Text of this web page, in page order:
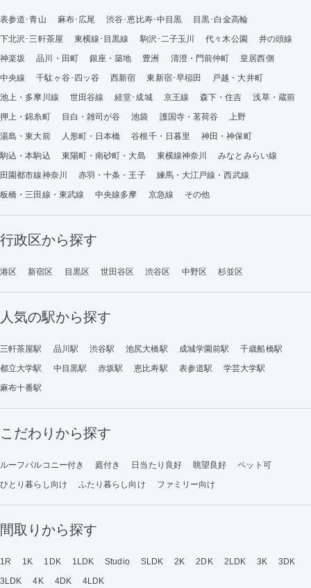
表参道･青山 麻布･広尾 渋谷･恵比寿･中目黒
目黒･白金高輪
下北沢･三軒茶屋
東横線･目黒線 駒沢･二子玉川 代々木公園
井の頭線
神楽坂
品川・田町 銀座・築地 豊洲 清澄・門前仲町
皇居西側
中央線
千駄ヶ谷･四ッ谷 西新宿 東新宿･早稲田
戸越・大井町
池上・多摩川線
世田谷線 経堂･成城 京王線 森下・住吉
浅草・蔵前
押上・錦糸町
目白・雑司が谷 池袋 護国寺・茗荷谷
上野
湯島・東大前
人形町・日本橋 谷根千・日暮里
神田・神保町
駒込・本駒込
東陽町・南砂町・大島 東横線神奈川
みなとみらい線
田園都市線神奈川
赤羽・十条・王子
練馬・大江戸線・西武線
板橋・三田線・東武線
中央線多摩 京急線 その他
行政区から探す
港区 新宿区 目黒区 世田谷区 渋谷区 中野区 杉並区
人気の駅から探す
三軒茶屋駅 品川駅 渋谷駅 池尻大橋駅 成城学園前駅
千歳船橋駅
都立大学駅
中目黒駅 赤坂駅 恵比寿駅 表参道駅
学芸大学駅
麻布十番駅
こだわりから探す
ルーフバルコニー付き 庭付き 日当たり良好 眺望良好
ペット可
ひとり暮らし向け
ふたり暮らし向け ファミリー向け
間取りから探す
1R 1K 1DK 1LDK Studio SLDK 2K 2DK 2LDK 3K
3DK
3LDK
4K 4DK 4LDK